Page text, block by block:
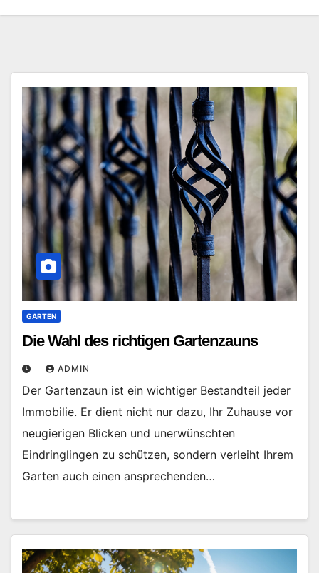
GARTEN
Die Wahl des richtigen Gartenzauns
ADMIN
Der Gartenzaun ist ein wichtiger Bestandteil jeder
Immobilie. Er dient nicht nur dazu, Ihr Zuhause vor
neugierigen Blicken und unerwünschten
Eindringlingen zu schützen, sondern verleiht Ihrem
Garten auch einen ansprechenden…